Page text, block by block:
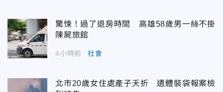
驚悚！過了退房時間 高雄58歲男一絲不掛
陳屍旅館
4小時前 社會
北市20歲女住處產子夭折 遺體裝袋報案檢